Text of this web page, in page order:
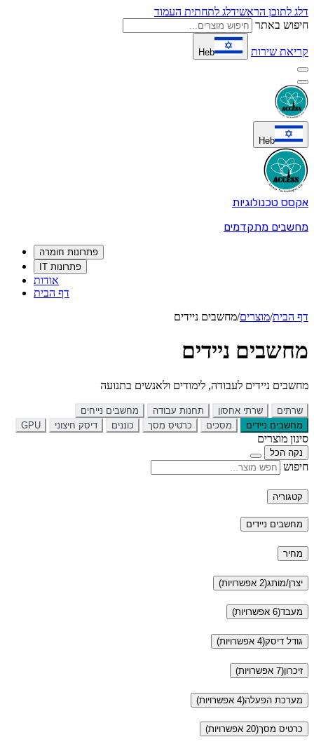
דלג לתוכן הראשידלג לתחתית העמוד
חיפוש באתר
קריאת שירות Heb
Heb
אקסס טכנולוגיות
מחשבים מתקדמים
פתרונות חומרה
פתרונות IT
אודות
דף הבית
דף הבית/מוצרים/מחשבים ניידים
מחשבים ניידים
מחשבים ניידים לעבודה, לימודים ולאנשים בתנועה
שרתים שרתי אחסון תחנות עבודה
מחשבים נייחים
מחשבים ניידים
מסכים כרטיס מסך כוננים דיסק חיצוני GPU
סינון מוצרים
נקה הכל
חיפוש
קטגוריה
מחשבים ניידים
מחיר
יצרן/מותג(2 אפשרויות)
מעבד(6 אפשרויות)
גודל דיסק(4 אפשרויות)
זיכרון(7 אפשרויות)
מערכת הפעלה(4 אפשרויות)
כרטיס מסך(20 אפשרויות)